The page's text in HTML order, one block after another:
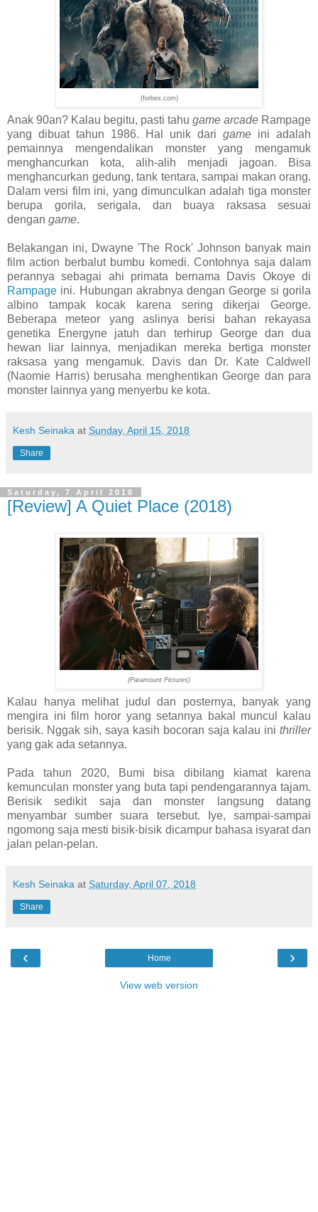
(forbes.com)
Anak 90an? Kalau begitu, pasti tahu game arcade Rampage
yang dibuat tahun 1986. Hal unik dari game ini adalah
pemainnya mengendalikan monster yang mengamuk
menghancurkan kota, alih-alih menjadi jagoan. Bisa
menghancurkan gedung, tank tentara, sampai makan orang.
Dalam versi film ini, yang dimunculkan adalah tiga monster
berupa gorila, serigala, dan buaya raksasa sesuai
dengan game.
Belakangan ini, Dwayne 'The Rock' Johnson banyak main
film action berbalut bumbu komedi. Contohnya saja dalam
perannya sebagai ahi primata bernama Davis Okoye di
Rampage ini. Hubungan akrabnya dengan George si gorila
albino tampak kocak karena sering dikerjai George.
Beberapa meteor yang aslinya berisi bahan rekayasa
genetika Energyne jatuh dan terhirup George dan dua
hewan liar lainnya, menjadikan mereka bertiga monster
raksasa yang mengamuk. Davis dan Dr. Kate Caldwell
(Naomie Harris) berusaha menghentikan George dan para
monster lainnya yang menyerbu ke kota.
Kesh Seinaka at Sunday, April 15, 2018
Share
Saturday, 7 April 2018
[Review] A Quiet Place (2018)
(Paramount Pictures)
Kalau hanya melihat judul dan posternya, banyak yang
mengira ini film horor yang setannya bakal muncul kalau
berisik. Nggak sih, saya kasih bocoran saja kalau ini thriller
yang gak ada setannya.
Pada tahun 2020, Bumi bisa dibilang kiamat karena
kemunculan monster yang buta tapi pendengarannya tajam.
Berisik sedikit saja dan monster langsung datang
menyambar sumber suara tersebut. Iye, sampai-sampai
ngomong saja mesti bisik-bisik dicampur bahasa isyarat dan
jalan pelan-pelan.
Kesh Seinaka at Saturday, April 07, 2018
Share
‹ ›
Home
View web version